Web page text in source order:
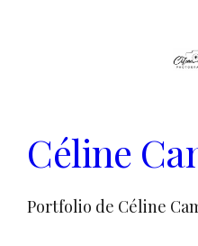
Céline
Portfolio de Céline